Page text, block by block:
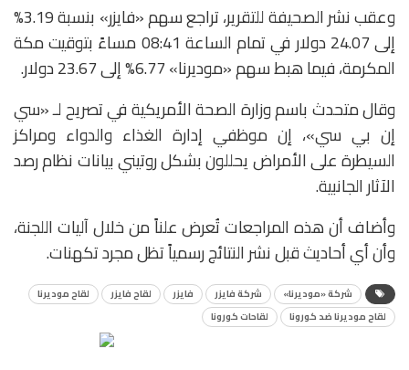
وعقب نشر الصحيفة للتقرير، تراجع سهم «فايزر» بنسبة 3.19%
إلى 24.07 دولار في تمام الساعة 08:41 مساءً بتوقيت مكة
المكرمة، فيما هبط سهم «موديرنا» 6.77% إلى 23.67 دولار.
وقال متحدث باسم وزارة الصحة الأمريكية في تصريح لـ «سي
إن بي سي»، إن موظفي إدارة الغذاء والدواء ومراكز
السيطرة على الأمراض يحللون بشكل روتيني بيانات نظام رصد
الآثار الجانبية.
وأضاف أن هذه المراجعات تُعرض علناً من خلال آليات اللجنة،
وأن أي أحاديث قبل نشر النتائج رسمياً تظل مجرد تكهنات.
شركة «موديرنا» شركة فايزر فايزر لقاح فايزر
لقاح موديرنا
لقاح موديرنا ضد كورونا
لقاحات كورونا